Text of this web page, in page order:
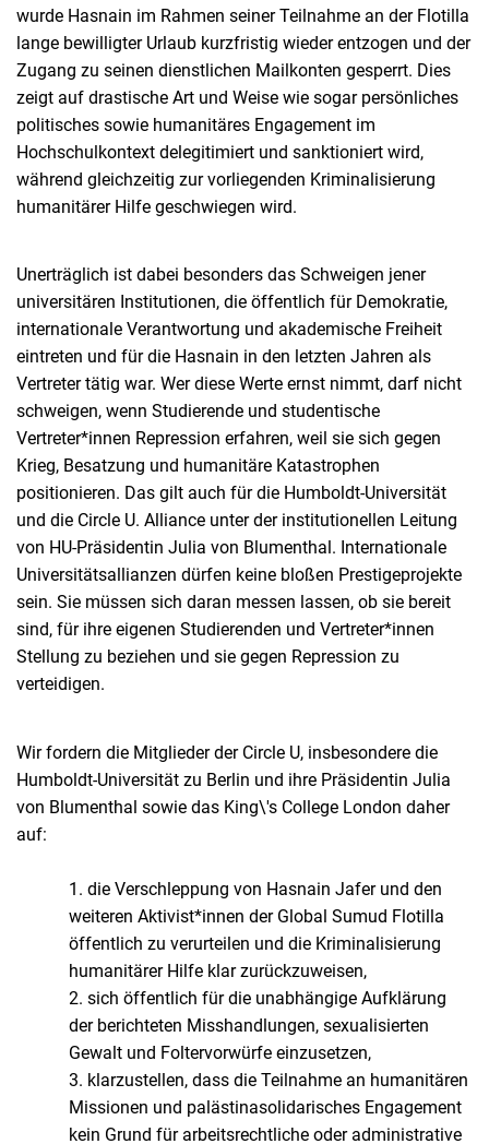
wurde Hasnain im Rahmen seiner Teilnahme an der Flotilla
lange bewilligter Urlaub kurzfristig wieder entzogen und der
Zugang zu seinen dienstlichen Mailkonten gesperrt. Dies
zeigt auf drastische Art und Weise wie sogar persönliches
politisches sowie humanitäres Engagement im
Hochschulkontext delegitimiert und sanktioniert wird,
während gleichzeitig zur vorliegenden Kriminalisierung
humanitärer Hilfe geschwiegen wird.
Unerträglich ist dabei besonders das Schweigen jener
universitären Institutionen, die öffentlich für Demokratie,
internationale Verantwortung und akademische Freiheit
eintreten und für die Hasnain in den letzten Jahren als
Vertreter tätig war. Wer diese Werte ernst nimmt, darf nicht
schweigen, wenn Studierende und studentische
Vertreter*innen Repression erfahren, weil sie sich gegen
Krieg, Besatzung und humanitäre Katastrophen
positionieren. Das gilt auch für die Humboldt-Universität
und die Circle U. Alliance unter der institutionellen Leitung
von HU-Präsidentin Julia von Blumenthal. Internationale
Universitätsallianzen dürfen keine bloßen Prestigeprojekte
sein. Sie müssen sich daran messen lassen, ob sie bereit
sind, für ihre eigenen Studierenden und Vertreter*innen
Stellung zu beziehen und sie gegen Repression zu
verteidigen.
Wir fordern die Mitglieder der Circle U, insbesondere die
Humboldt-Universität zu Berlin und ihre Präsidentin Julia
von Blumenthal sowie das King\'s College London daher
auf:
1. die Verschleppung von Hasnain Jafer und den
weiteren Aktivist*innen der Global Sumud Flotilla
öffentlich zu verurteilen und die Kriminalisierung
humanitärer Hilfe klar zurückzuweisen,
2. sich öffentlich für die unabhängige Aufklärung
der berichteten Misshandlungen, sexualisierten
Gewalt und Foltervorwürfe einzusetzen,
3. klarzustellen, dass die Teilnahme an humanitären
Missionen und palästinasolidarisches Engagement
kein Grund für arbeitsrechtliche oder administrative